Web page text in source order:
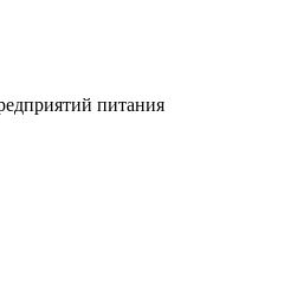
питания